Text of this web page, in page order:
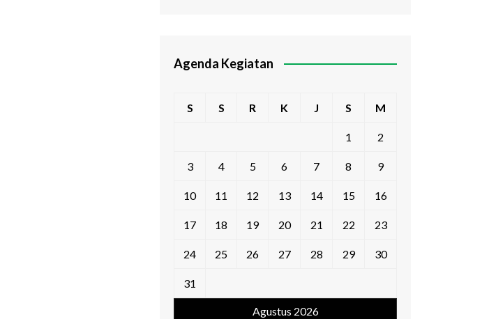
Agenda Kegiatan
Agustus 2026
S S R K J S M
1 2
3 4 5 6 7 8 9
10 11 12 13 14 15 16
17 18 19 20 21 22 23
24 25 26 27 28 29 30
31